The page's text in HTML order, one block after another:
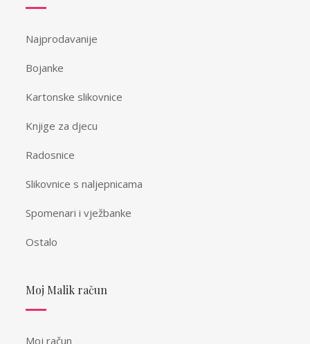
Najprodavanije
Bojanke
Kartonske slikovnice
Knjige za djecu
Radosnice
Slikovnice s naljepnicama
Spomenari i vježbanke
Ostalo
Moj Malik račun
Moj račun